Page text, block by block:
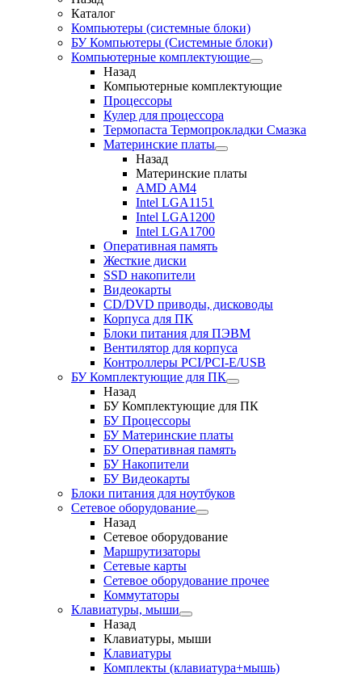
Каталог
Компьютеры (системные блоки)
БУ Компьютеры (Системные блоки)
Компьютерные комплектующие
Назад
Компьютерные комплектующие
Процессоры
Кулер для процессора
Термопаста Термопрокладки Смазка
Материнские платы
Назад
Материнские платы
AMD AM4
Intel LGA1151
Intel LGA1200
Intel LGA1700
Оперативная память
Жесткие диски
SSD накопители
Видеокарты
CD/DVD приводы, дисководы
Корпуса для ПК
Блоки питания для ПЭВМ
Вентилятор для корпуса
Контроллеры PCI/PCI-E/USB
БУ Комплектующие для ПК
Назад
БУ Комплектующие для ПК
БУ Процессоры
БУ Материнские платы
БУ Оперативная память
БУ Накопители
БУ Видеокарты
Блоки питания для ноутбуков
Сетевое оборудование
Назад
Сетевое оборудование
Маршрутизаторы
Сетевые карты
Сетевое оборудование прочее
Коммутаторы
Клавиатуры, мыши
Назад
Клавиатуры, мыши
Клавиатуры
Комплекты (клавиатура+мышь)